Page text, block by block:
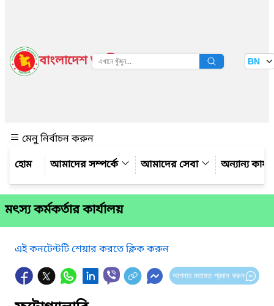
বাংলাদেশ জাতীয় তথ্য বাতায়ন BN
মেনু নির্বাচন করুন
আমাদের সম্পর্কে
আমাদের সেবা অন্যান্য
মৎস্য কর্মকর্তার কার্যালয়
এই কনটেন্টটি শেয়ার করতে ক্লিক করুন
আপনার মতামত প্রদান করুন